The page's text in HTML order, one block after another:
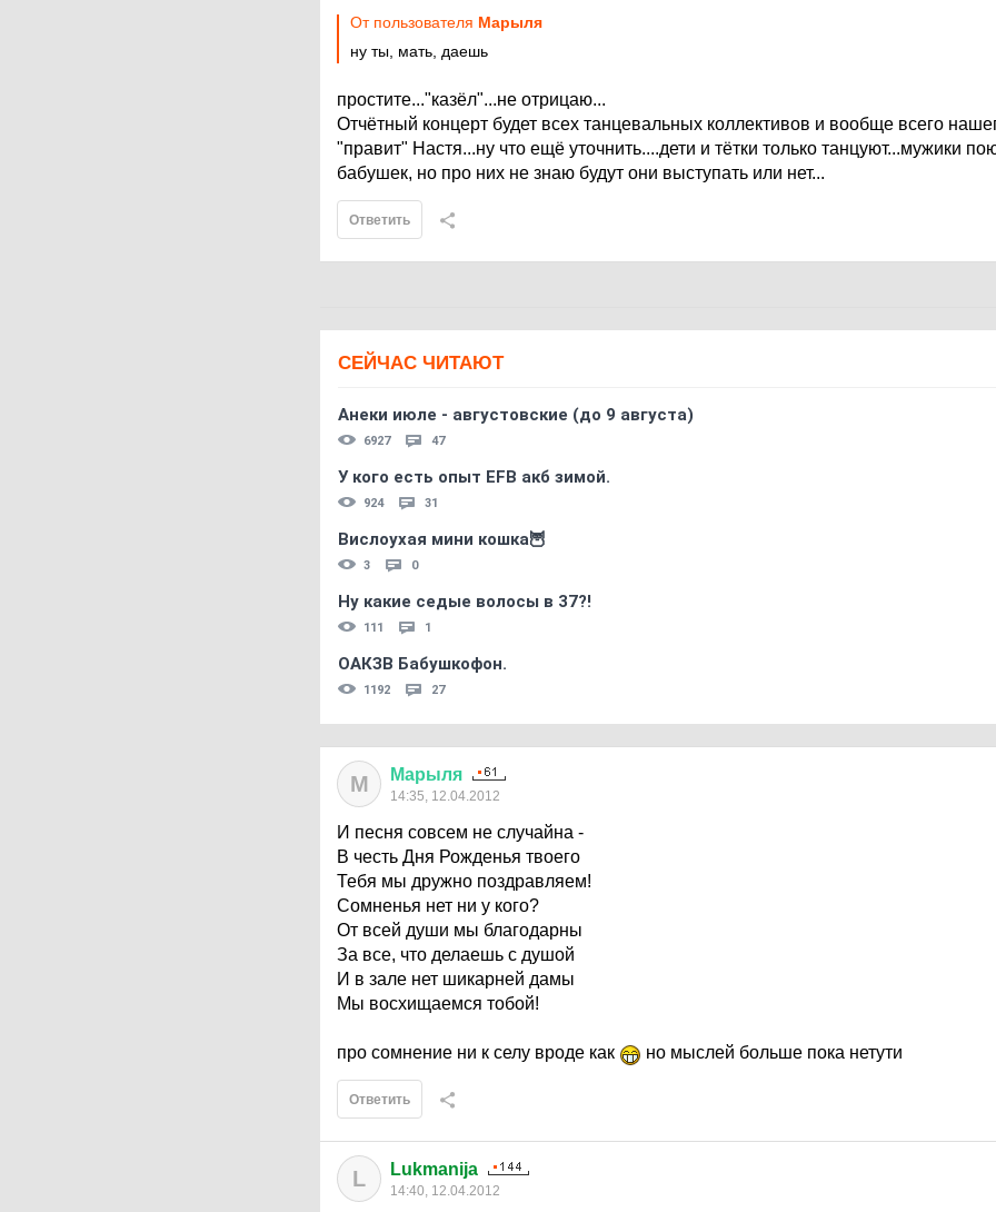
От пользователя Марыля
ну ты, мать, даешь
простите..."казёл"...не отрицаю...
Отчётный концерт будет всех танцевальных коллективов и вообще всего
"правит" Настя...ну что ещё уточнить....дети и тётки только танцуют...мужики
бабушек, но про них не знаю будут они выступать или нет...
Ответить
СЕЙЧАС ЧИТАЮТ
Анеки июле - августовские (до 9 августа)
6927 47
У кого есть опыт EFB акб зимой.
924 31
Вислоухая мини кошка🦉
3 0
Ну какие седые волосы в 37?!
111 1
ОАКЗВ Бабушкофон.
1192 27
М Марыля
14:35, 12.04.2012
И песня совсем не случайна -
В честь Дня Рожденья твоего
Тебя мы дружно поздравляем!
Сомненья нет ни у кого?
От всей души мы благодарны
За все, что делаешь с душой
И в зале нет шикарней дамы
Мы восхищаемся тобой!
про сомнение ни к селу вроде как но мыслей больше пока нетути
Ответить
L Lukmanija
14:40, 12.04.2012